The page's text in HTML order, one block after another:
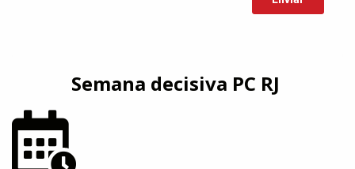
Semana decisiva PC RJ